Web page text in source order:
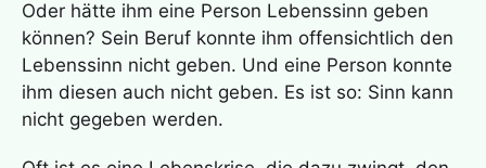
Oder hätte ihm eine Person Lebenssinn geben
können? Sein Beruf konnte ihm offensichtlich den
Lebenssinn nicht geben. Und eine Person konnte
ihm diesen auch nicht geben. Es ist so: Sinn kann
nicht gegeben werden.